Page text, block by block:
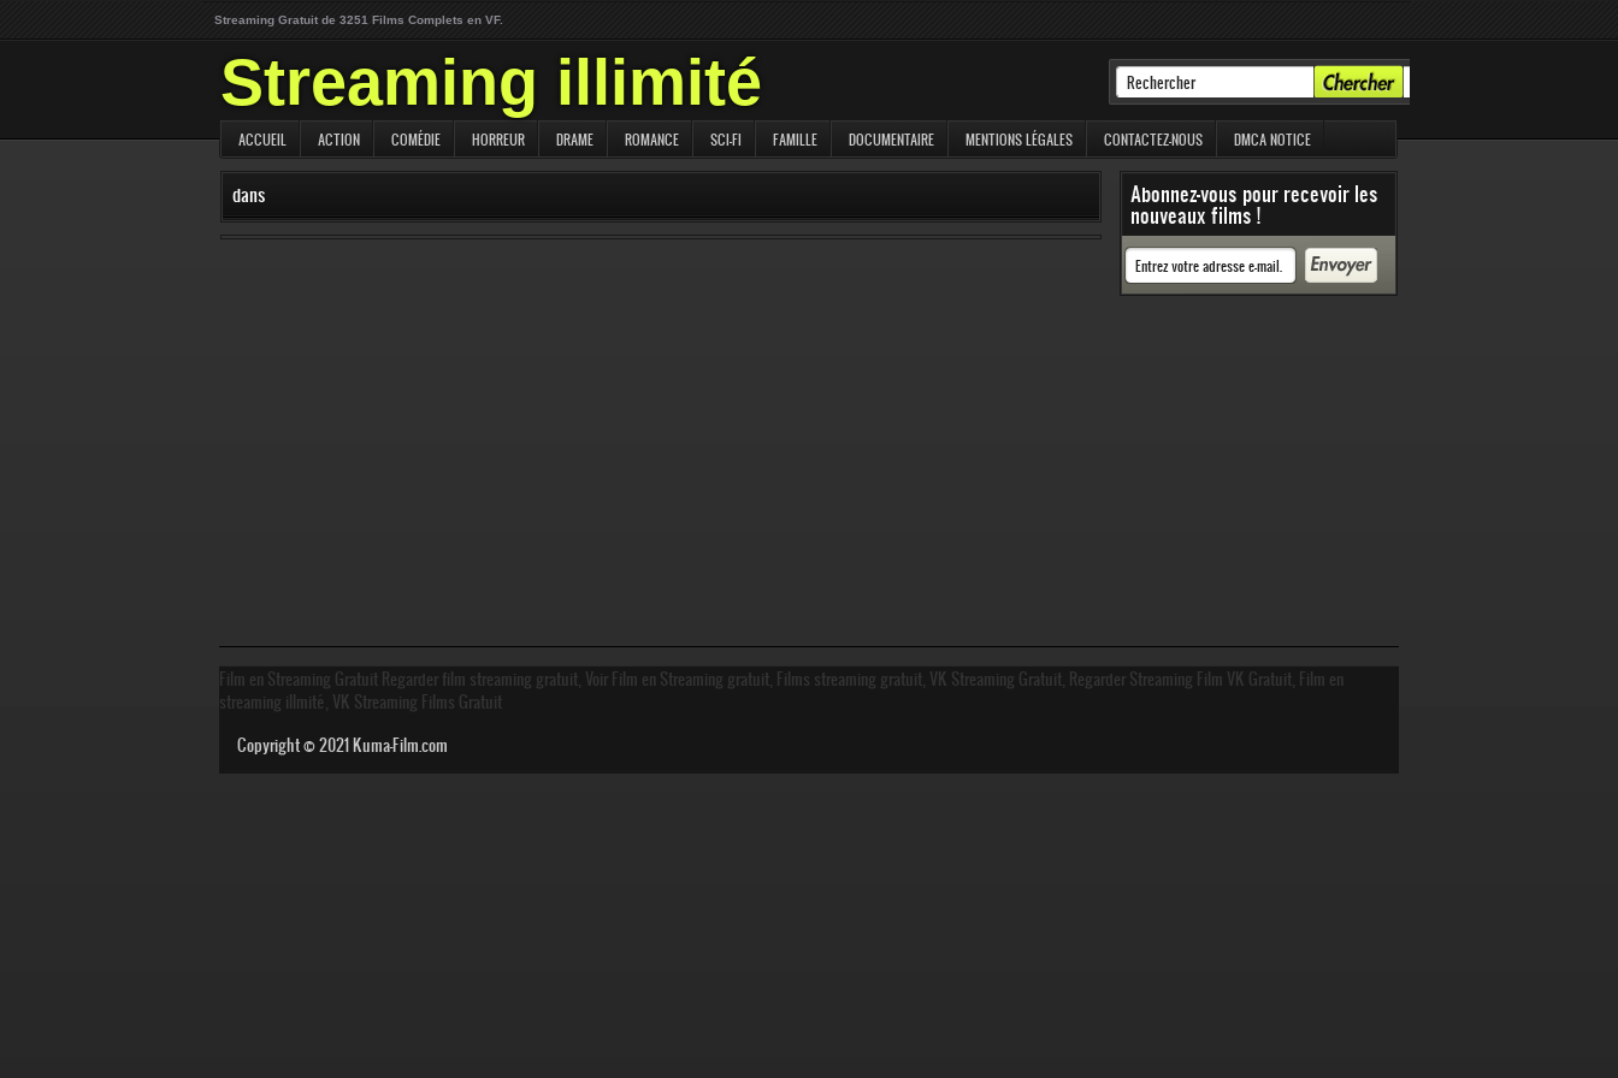
Streaming Gratuit de 3251 Films Complets en VF.
Streaming illimité
ACCUEIL ACTION COMÉDIE HORREUR DRAME ROMANCE SCI-FI FAMILLE DOCUMENTAIRE MENTIONS LÉGALES CONTACTEZ-NOUS DMCA NOTICE
dans Abonnez-vous pour recevoir les
nouveaux films !
Film en Streaming Gratuit Regarder film streaming gratuit, Voir Film en Streaming gratuit, Films streaming gratuit, VK Streaming Gratuit, Regarder Streaming Film VK Gratuit, Film en
streaming illmité, VK Streaming Films Gratuit
Copyright © 2021Kuma-Film.com